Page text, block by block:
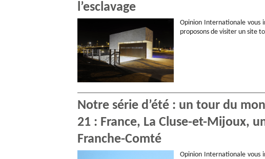
l’esclavage
Opinion Internationale vous
proposons de visiter un site
Notre série d’été : un tour du
21 : France, La Cluse-et-Mijoux,
Franche-Comté
Opinion Internationale vous